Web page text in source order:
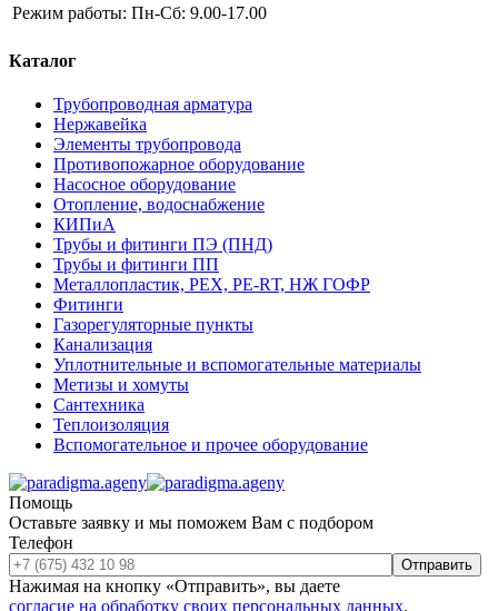
Режим работы: Пн-Сб: 9.00-17.00
Каталог
Трубопроводная арматура
Нержавейка
Элементы трубопровода
Противопожарное оборудование
Насосное оборудование
Отопление, водоснабжение
КИПиА
Трубы и фитинги ПЭ (ПНД)
Трубы и фитинги ПП
Металлопластик, РЕХ, РЕ-RТ, НЖ ГОФР
Фитинги
Газорегуляторные пункты
Канализация
Уплотнительные и вспомогательные материалы
Метизы и хомуты
Сантехника
Теплоизоляция
Вспомогательное и прочее оборудование
Помощь
Оставьте заявку и мы поможем Вам с подбором
Телефон
Отправить
Нажимая на кнопку «Отправить», вы даете
согласие на обработку своих персональных данных.